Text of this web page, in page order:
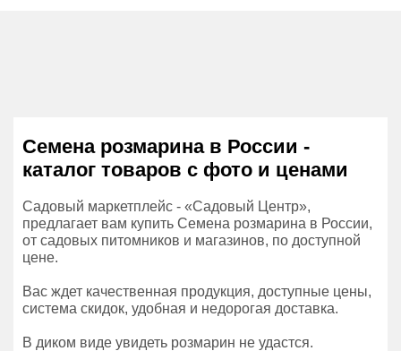
Семена розмарина в России -
каталог товаров с фото и ценами
Садовый маркетплейс - «Садовый Центр»,
предлагает вам купить Семена розмарина в России,
от садовых питомников и магазинов, по доступной
цене.
Вас ждет качественная продукция, доступные цены,
система скидок, удобная и недорогая доставка.
В диком виде увидеть розмарин не удастся.